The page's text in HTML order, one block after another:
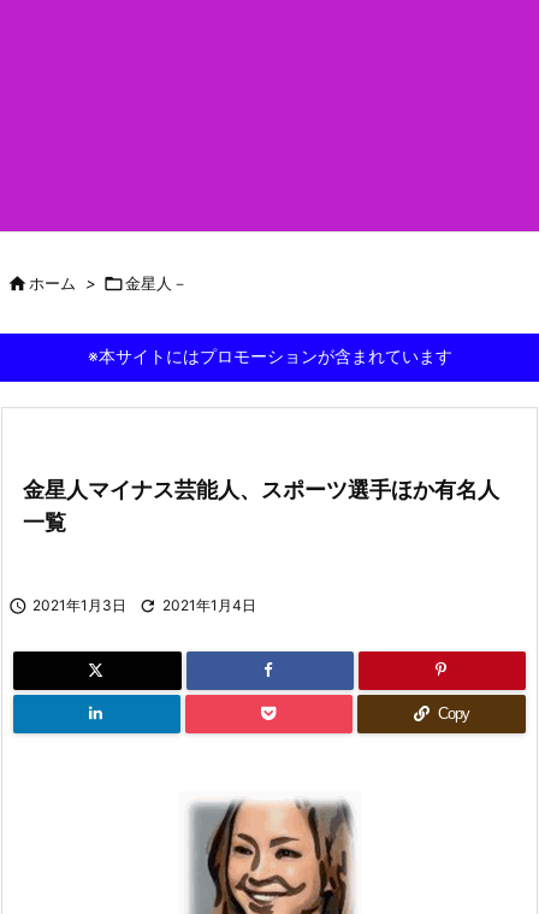
ホーム > 金星人－
※本サイトにはプロモーションが含まれています
金星人マイナス芸能人、スポーツ選手ほか有名人
一覧
 2021年1月3日  2021年1月4日
Copy